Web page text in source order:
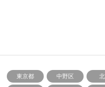
東京都 中野区